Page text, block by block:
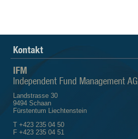
Kontakt
IFM
Independent Fund Management AG
Landstrasse 30
9494 Schaan
Fürstentum Liechtenstein
T +423 235 04 50
F +423 235 04 51